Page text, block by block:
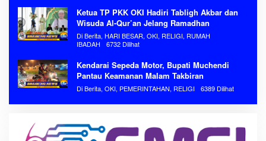
Ketua TP PKK OKI Hadiri Tabligh Akbar dan
Wisuda Al-Qur’an Jelang Ramadhan
Di Berita, HARI BESAR, OKI, RELIGI, RUMAH
IBADAH
6732 Dilihat
Kendarai Sepeda Motor, Bupati Muchendi
Pantau Keamanan Malam Takbiran
Di Berita, OKI, PEMERINTAHAN, RELIGI 6389 Dilihat